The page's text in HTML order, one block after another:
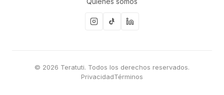
© 2026 Teratuti. Todos los derechos reservados.
PrivacidadTérminos